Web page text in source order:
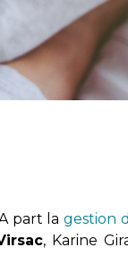
part lagestion
, Karine